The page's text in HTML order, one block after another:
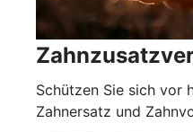
Schützen Sie sich vor
Zahnersatz und